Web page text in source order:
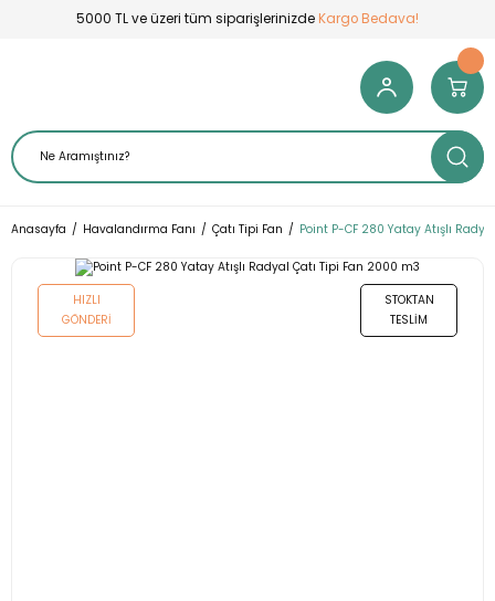
5000 TL ve üzeri tüm siparişlerinizde Kargo Bedava!
Anasayfa Havalandırma Fanı Çatı Tipi Fan Point P-CF 280 Yatay Atışlı
HIZLI
GÖNDERI
STOKTAN
TESLIM